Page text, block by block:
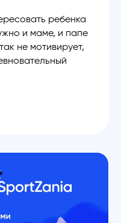
ребенка
и маме, и папе
не мотивирует,